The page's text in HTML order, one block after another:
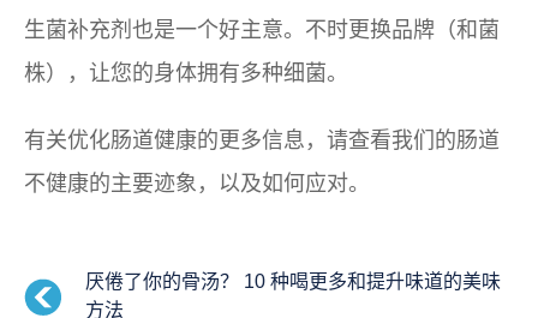
生菌补充剂也是一个好主意。不时更换品牌（和菌
株），让您的身体拥有多种细菌。
有关优化肠道健康的更多信息，请查看我们的肠道
不健康的主要迹象，以及如何应对。
厌倦了你的骨汤？ 10 种喝更多和提升味道的美味
方法